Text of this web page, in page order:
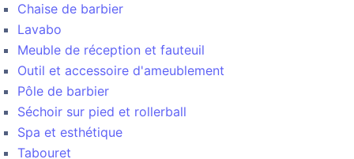
Chaise de barbier
Lavabo
Meuble de réception et fauteuil
Outil et accessoire d'ameublement
Pôle de barbier
Séchoir sur pied et rollerball
Spa et esthétique
Tabouret